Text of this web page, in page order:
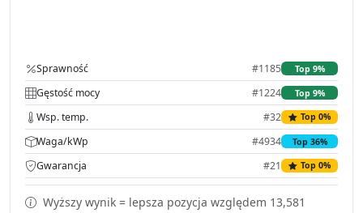
Sprawność #1185 Top 9%
Gęstość mocy #1224 Top 9%
Wsp. temp. #32 Top 0%
Waga/kWp #4934 Top 36%
Gwarancja #21 Top 0%
Wyższy wynik = lepsza pozycja względem 13,581